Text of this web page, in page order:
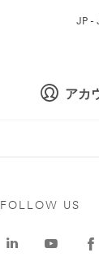
アカ
JP -
FOLLOW US